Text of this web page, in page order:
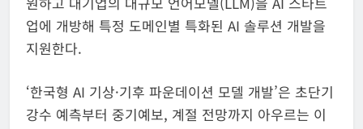
업에 개방해 특정 도메인별 특화된 AI 솔루션 개발을
지원한다.
‘한국형 AI 기상·기후 파운데이션 모델 개발’은 초단기
강수 예측부터 중기예보, 계절 전망까지 아우르는 이